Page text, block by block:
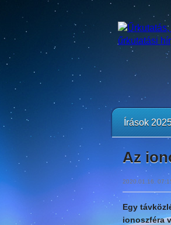
Írások
Az
2020.01.16.
Egy
ionoszféra